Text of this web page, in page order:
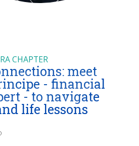
CHAPTER
meet
- financial
- to navigate
life lessons